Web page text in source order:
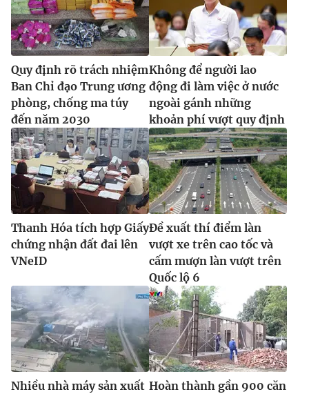
® Cấm sao chép dưới mọi hình thức nếu không có sự chấp
thuận bằng văn bản. Ghi rõ nguồn VTV.vn khi phát hành lại
thông tin từ website này.
Quy định rõ trách nhiệm
Ban Chỉ đạo Trung ương
phòng, chống ma túy
đến năm 2030
Không để người lao
động đi làm việc ở nước
ngoài gánh những
khoản phí vượt quy định
Thanh Hóa tích hợp Giấy
chứng nhận đất đai lên
VNeID
Đề xuất thí điểm làn
vượt xe trên cao tốc và
cấm mượn làn vượt trên
Quốc lộ 6
Nhiều nhà máy sản xuất Hoàn thành gần 900 căn